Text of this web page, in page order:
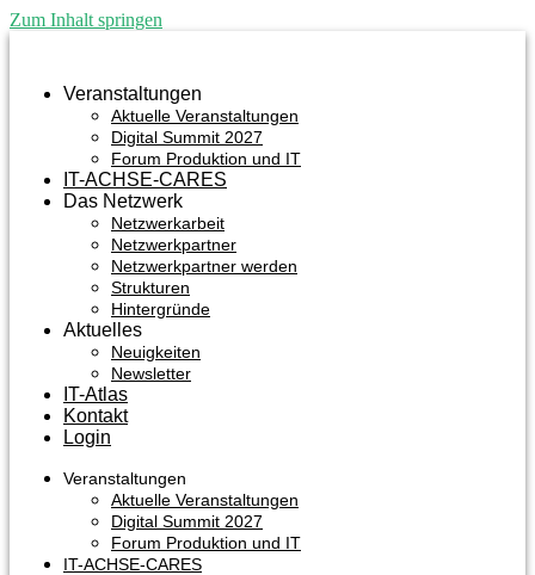
Zum Inhalt springen
Veranstaltungen
Aktuelle Veranstaltungen
Digital Summit 2027
Forum Produktion und IT
IT-ACHSE-CARES
Das Netzwerk
Netzwerkarbeit
Netzwerkpartner
Netzwerkpartner werden
Strukturen
Hintergründe
Aktuelles
Neuigkeiten
Newsletter
IT-Atlas
Kontakt
Login
Veranstaltungen
Aktuelle Veranstaltungen
Digital Summit 2027
Forum Produktion und IT
IT-ACHSE-CARES